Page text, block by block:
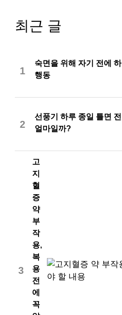
최근 글
1
숙면을 위해 자기 전에
행동
2
선풍기 하루 종일 틀면
얼마일까?
3
고
지
혈
증
약
부
작
용,
복
용
전
에
꼭